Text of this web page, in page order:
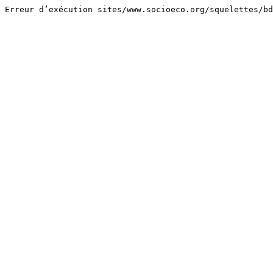
Erreur d’exécution sites/www.socioeco.org/squelettes/